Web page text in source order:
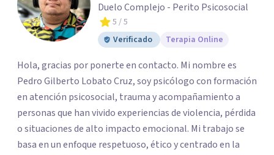
Duelo Complejo - Perito Psicosocial
5 / 5
Verificado
Terapia Online
Hola, gracias por ponerte en contacto. Mi nombre es
Pedro Gilberto Lobato Cruz, soy psicólogo con formación
en atención psicosocial, trauma y acompañamiento a
personas que han vivido experiencias de violencia, pérdida
o situaciones de alto impacto emocional. Mi trabajo se
basa en un enfoque respetuoso, ético y centrado en la